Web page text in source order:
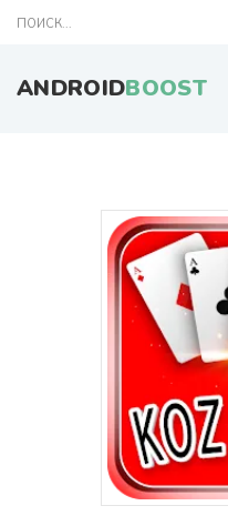
ANDROIDBOOST